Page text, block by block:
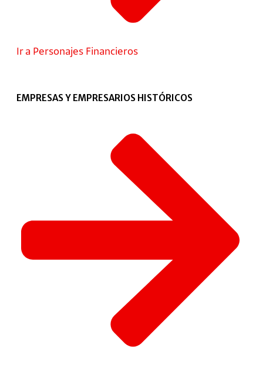
Ir a Personajes Financieros
EMPRESAS Y EMPRESARIOS HISTÓRICOS